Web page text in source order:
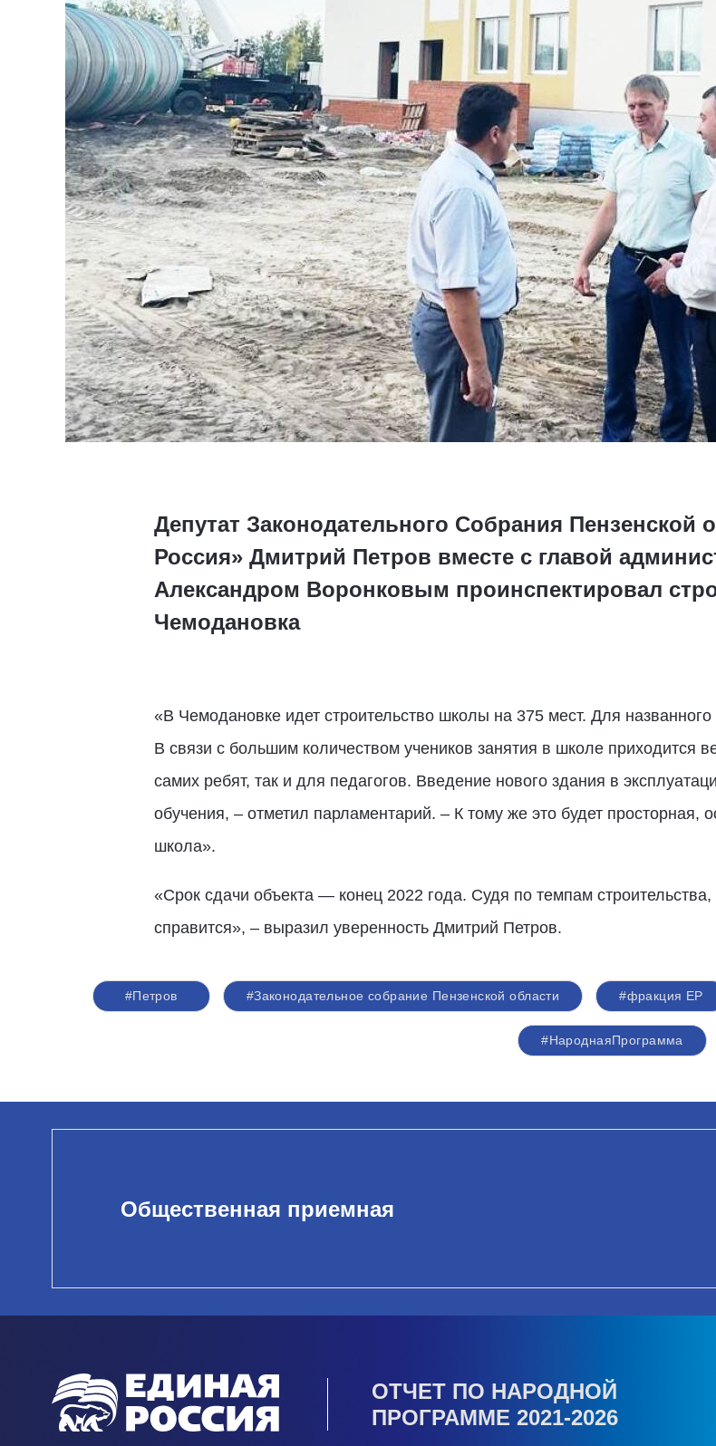
Депутат Законодательного Собрания Пензенской
Россия» Дмитрий Петров вместе с главой
Александром Воронковым проинспектировал
Чемодановка
«В Чемодановке идет строительство школы на 375 мест. Для
В связи с большим количеством учеников занятия в школе приходится
самих ребят, так и для педагогов. Введение нового здания в
обучения, – отметил парламентарий. – К тому же это будет
школа».
«Срок сдачи объекта — конец 2022 года. Судя по темпам
справится», – выразил уверенность Дмитрий Петров.
#Петров #Законодательное собрание Пензенской области #фракция ЕР
#НароднаяПрограмма
Общественная приемная
ОТЧЕТ ПО НАРОДНОЙ
ПРОГРАММЕ 2021-2026